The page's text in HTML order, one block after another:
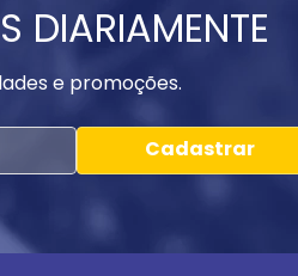
DIARIAMENTE
e promoções.
Cadastrar